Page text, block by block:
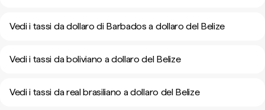
Vedi i tassi da dollaro di Barbados a dollaro del Belize
Vedi i tassi da boliviano a dollaro del Belize
Vedi i tassi da real brasiliano a dollaro del Belize